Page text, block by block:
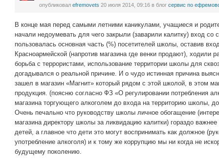
опубликовал efremovets 20 июля 2014, 09:16 в блог сервис по
В конце мая перед самыми летними каникулами, учащиеся и
начали недоумевать для чего закрыли (заварили калитку) вход
пользовалась основная часть (%) посетителей школы, оставив
Красноармейской (напротив магазина где венки продают), ходили
борьба с террористами, использование территории школы для
догадывался о реальной причине. И о чудо истинная причина
зашел в магазин «Магнит» который рядом с этой школой, в этом
продукция. (поясню согласно ФЗ «О регулировании потребления
магазина торгующего алкоголем до входа на территорию школы,
Очень печально что руководству школы личное обогащение
магазина директору школы за ликвидацию калитки) гораздо
детей, а главное что дети это могут воспринимать как должное
употребление алкоголя) и к тому же коррупцию мы ни когда не
будущему поколению.